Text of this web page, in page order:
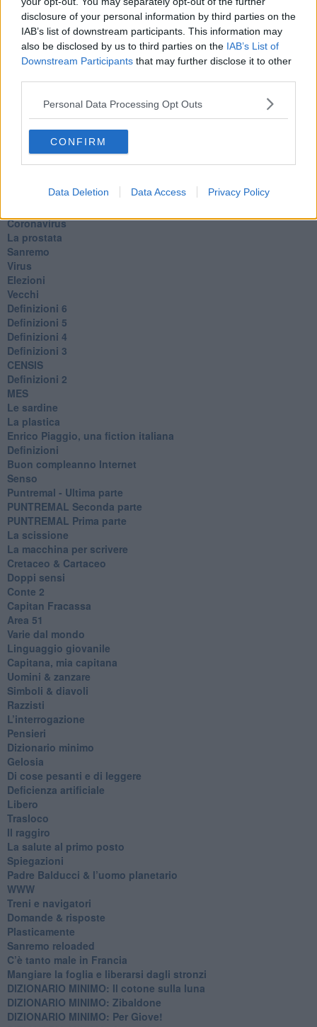
disclosure of your personal information by third parties on the
IAB’s list of downstream participants. This information may
also be disclosed by us to third parties on the IAB’s List of
Downstream Participants that may further disclose it to other
Personal Data Processing Opt Outs
CONFIRM
Data Deletion Data Access Privacy Policy
​La guerra dei mondi
Marciare non marcire
Fase due
L’Agorà
Silvia
Congiunti
​Lettera sulla brevità della vita
​Lettera sulla felicità
​Lettera sul tempo
Lettera semiconfidenziale al Presidente
Pensieri per dopo
Pandemia
Coronavirus
La prostata
Sanremo
Virus
Elezioni
Vecchi
Definizioni 6
Definizioni 5
Definizioni 4
Definizioni 3
CENSIS
​Definizioni 2
MES
Le sardine
La plastica
​Enrico Piaggio, una fiction italiana
Definizioni
​Buon compleanno Internet
Senso
Puntremal - Ultima parte
PUNTREMAL Seconda parte
​PUNTREMAL Prima parte
La scissione
La macchina per scrivere
Cretaceo & Cartaceo
Doppi sensi
​Conte 2
​Capitan Fracassa
​Area 51
Varie dal mondo
​Linguaggio giovanile
​Capitana, mia capitana
Uomini & zanzare
​Simboli & diavoli
Razzisti
​L’interrogazione
Pensieri
​Dizionario minimo
Gelosia
Di cose pesanti e di leggere
​Deficienza artificiale
Libero
Trasloco
Il raggiro
​La salute al primo posto
Spiegazioni
Padre Balducci & l’uomo planetario
WWW
​Treni e navigatori
​Domande & risposte
​Plasticamente
Sanremo reloaded
C’è tanto male in Francia
​Mangiare la foglia e liberarsi dagli stronzi
DIZIONARIO MINIMO: Il cotone sulla luna
DIZIONARIO MINIMO: Zibaldone
DIZIONARIO MINIMO: Per Giove!